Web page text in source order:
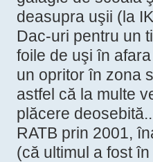
deasupra uşii (la
Dac-uri pentru un
foile de uşi în
un opritor în zona
astfel că la multe
plăcere
RATB prin 2001,
(că ultimul a fost